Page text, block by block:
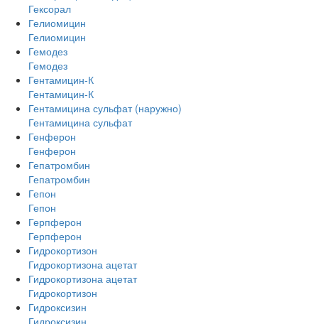
Гексорал
Гелиомицин
Гелиомицин
Гемодез
Гемодез
Гентамицин-К
Гентамицин-К
Гентамицина сульфат (наружно)
Гентамицина сульфат
Генферон
Генферон
Гепатромбин
Гепатромбин
Гепон
Гепон
Герпферон
Герпферон
Гидрокортизон
Гидрокортизона ацетат
Гидрокортизона ацетат
Гидрокортизон
Гидроксизин
Гидроксизин